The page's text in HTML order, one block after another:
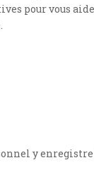
pour vous
y